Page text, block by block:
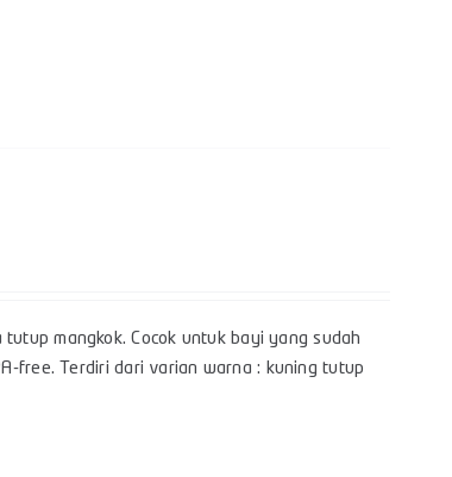
mangkok. Cocok untuk bayi yang sudah
free. Terdiri dari varian warna : kuning tutup